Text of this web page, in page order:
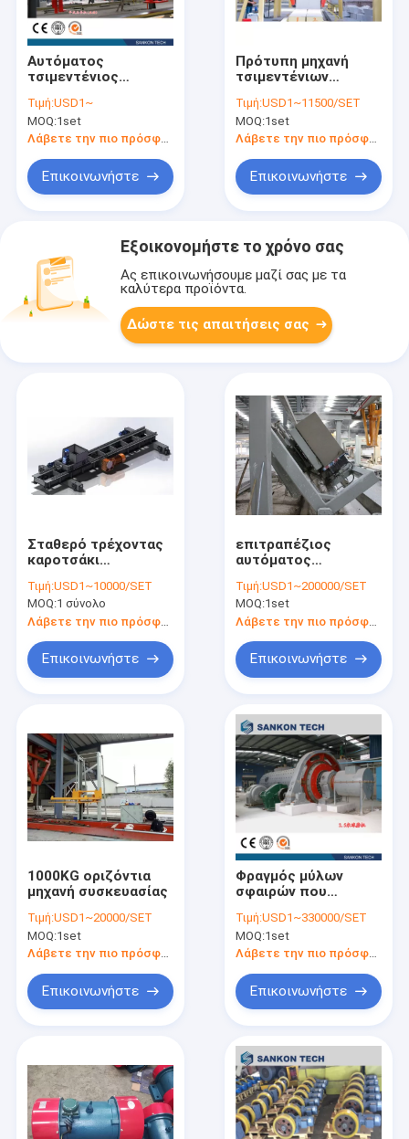
προϊόντα
Σχετικά με εμάς
Αυτόματος
τσιμεντένιος
σφεντονών που
κατασκευάζει τη
μηχανή
Τιμή:USD1~
MOQ:1set
Λάβετε την πιο πρόσφατη τιμή
Επικοινωνήστε
Πρότυπη μηχανή
τσιμεντένιων
συγχώνευσης
Τιμή:USD1~11500/SET
MOQ:1set
Λάβετε την πιο πρόσφατη τιμή
Επικοινωνήστε
Εξοικονομήστε το χρόνο σας
Ας επικοινωνήσουμε μαζί σας με τα
καλύτερα προϊόντα.
Δώστε τις απαιτήσεις σας
Σταθερό τρέχοντας
καροτσάκι
γραμμών L6000mm
AAC
Τιμή:USD1~10000/SET
MOQ:1 σύνολο
Λάβετε την πιο πρόσφατη τιμή
Επικοινωνήστε
επιτραπέζιος
αυτόματος
ογκόλιθος 6M Titing
που κατασκευάζει
τη μηχανή
Τιμή:USD1~200000/SET
MOQ:1set
Επικοινωνήστε
1000KG οριζόντια
μηχανή συσκευασίας
Τιμή:USD1~20000/SET
MOQ:1set
Λάβετε την πιο πρόσφατη τιμή
Επικοινωνήστε
Φραγμός μύλων
σφαιρών που
μηχανή
Τιμή:USD1~330000/SET
MOQ:1set
Λάβετε την πιο πρόσφατη τιμή
Επικοινωνήστε